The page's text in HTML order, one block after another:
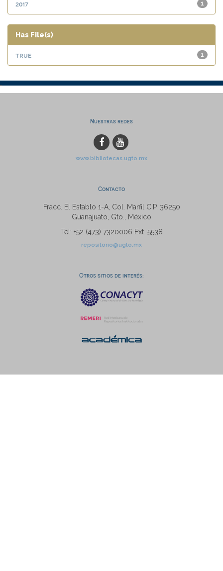
1
2017
Has File(s)
1
true
Nuestras redes
www.bibliotecas.ugto.mx
Contacto
Fracc. El Establo 1-A, Col. Marfil C.P. 36250
Guanajuato, Gto., México
Tel: +52 (473) 7320006 Ext. 5538
repositorio@ugto.mx
Otros sitios de interés: